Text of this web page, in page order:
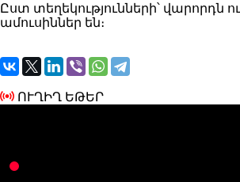
Ըստ տեղեկությունների՝ վարորդն
ամուսիններ են։
ՈՒՂԻՂ ԵԹԵՐ